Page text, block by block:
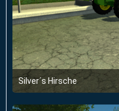
Silver´s Hirsche
30. Mai 2014 um 22:33